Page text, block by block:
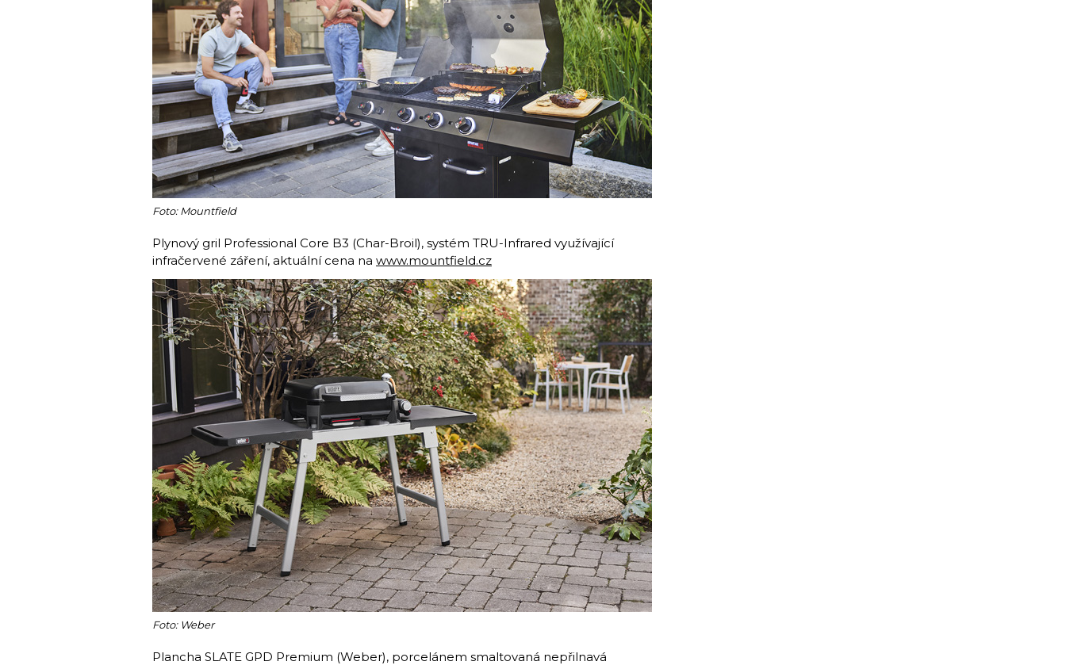
Foto: Mountfield
Plynový gril Professional Core B3 (Char-Broil), systém TRU-Infrared využívající
infračervené záření, aktuální cena na www.mountfield.cz
Foto: Weber
Plancha SLATE GPD Premium (Weber), porcelánem smaltovaná nepřilnavá